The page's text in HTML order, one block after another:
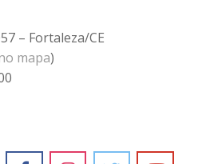
– Fortaleza/CE
mapa)